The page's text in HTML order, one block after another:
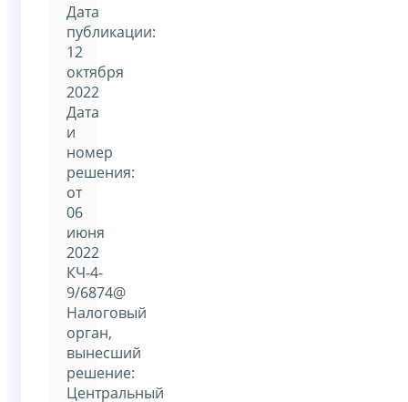
Дата
публикации:
12
октября
2022
Дата
и
номер
решения:
от
06
июня
2022
КЧ-4-
9/6874@
Налоговый
орган,
вынесший
решение:
Центральный